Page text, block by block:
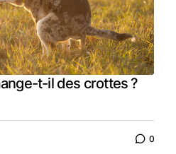
t-il des crottes ?
0